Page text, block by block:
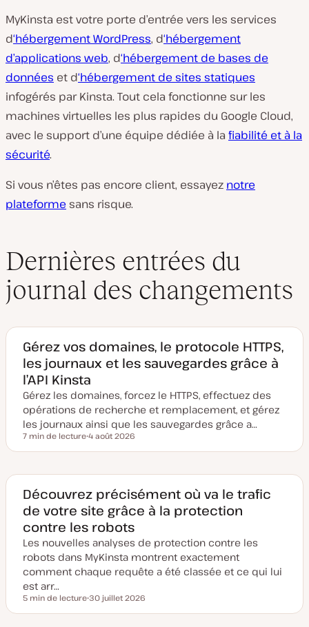
MyKinsta est votre porte d’entrée vers les services
d‘hébergement WordPress, d‘hébergement
d’applications web, d‘hébergement de bases de
données et d‘hébergement de sites statiques
infogérés par Kinsta. Tout cela fonctionne sur les
machines virtuelles les plus rapides du Google Cloud,
avec le support d’une équipe dédiée à la fiabilité et à la
sécurité.
Si vous n’êtes pas encore client, essayez notre
plateforme sans risque.
Dernières entrées du
journal des changements
Gérez vos domaines, le protocole HTTPS,
les journaux et les sauvegardes grâce à
l’API Kinsta
Gérez les domaines, forcez le HTTPS, effectuez des
opérations de recherche et remplacement, et gérez
les journaux ainsi que les sauvegardes grâce a…
Temps de lecture
7 min de lecture
a
e
e
m
i
s
e
à
j
o
u
r
4 août 2026
Découvrez précisément où va le trafic
de votre site grâce à la protection
contre les robots
Les nouvelles analyses de protection contre les
robots dans MyKinsta montrent exactement
comment chaque requête a été classée et ce qui lui
est arr…
Temps de lecture
5 min de lecture
a
30 juillet 2026